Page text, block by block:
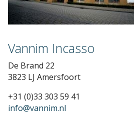
Vannim Incasso
De Brand 22
3823 LJ Amersfoort
+31 (0)33 303 59 41
info@vannim.nl